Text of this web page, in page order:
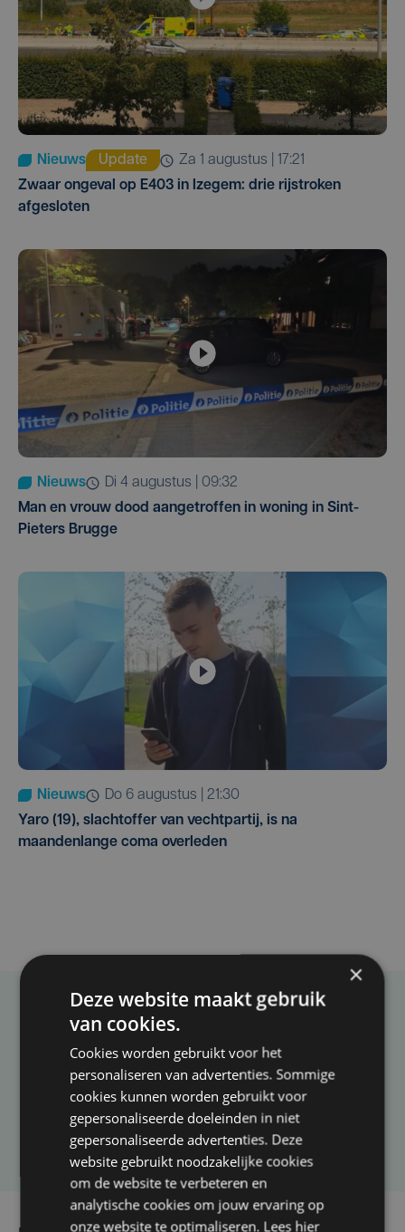
Nieuws Update
za 1 augustus | 17:21
Zwaar ongeval op E403 in Izegem: drie rijstroken
afgesloten
Nieuws
di 4 augustus | 09:32
Man en vrouw dood aangetroffen in woning in Sint-
Pieters Brugge
Nieuws
do 6 augustus | 21:30
Yaro (19), slachtoffer van vechtpartij, is na
maandenlange coma overleden
Taalfout opgemerkt?
Heb je een taal- of schrijffout opgemerkt in dit
artikel?
Laat het ons weten
×
Deze website maakt gebruik
van cookies.
Cookies worden gebruikt voor het
personaliseren van advertenties. Sommige
cookies kunnen worden gebruikt voor
gepersonaliseerde doeleinden in niet
gepersonaliseerde advertenties. Deze
website gebruikt noodzakelijke cookies
om de website te verbeteren en
analytische cookies om jouw ervaring op
onze website te optimaliseren. Lees hier